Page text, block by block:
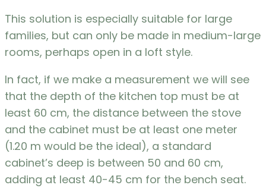
This solution is especially suitable for large
families, but can only be made in medium-large
rooms, perhaps open in a loft style.
In fact, if we make a measurement we will see
that the depth of the kitchen top must be at
least 60 cm, the distance between the stove
and the cabinet must be at least one meter
(1.20 m would be the ideal), a standard
cabinet’s deep is between 50 and 60 cm,
adding at least 40-45 cm for the bench seat.